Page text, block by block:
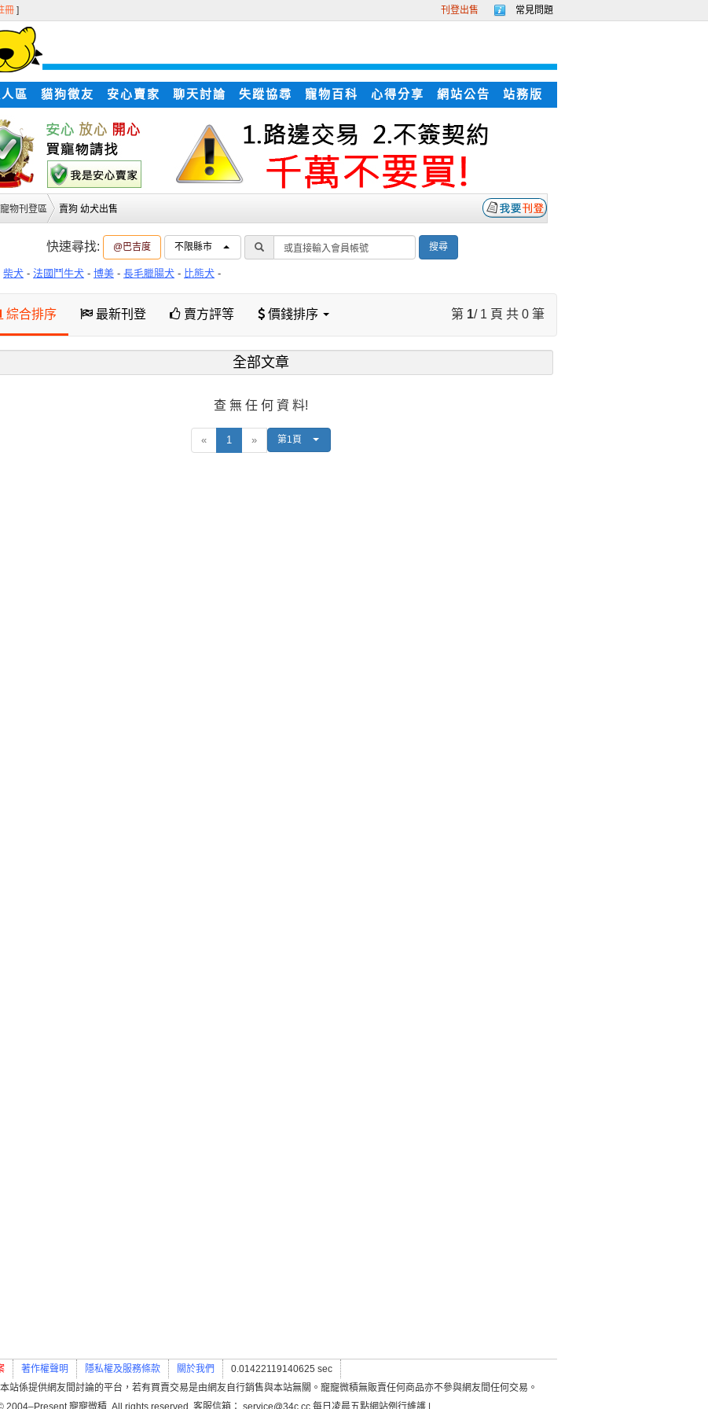
冊 ] 刊登出售 常見問題
區 貓狗徵友 安心賣家 聊天討論 失蹤協尋 寵物百科 心得分享 網站公告 站務版
寵物刊登區 賣狗 幼犬出售
快速尋找: @巴吉度 不限縣市 搜尋
柴犬 - 法國鬥牛犬 - 博美 - 長毛臘腸犬 - 比熊犬 -
綜合排序 最新刊登 賣方評等 價錢排序 第 1/ 1 頁 共 0 筆
全部文章
查 無 任 何 資 料!
«上
一
1 »下
一
第1頁
著作權聲明 隱私權及服務條款 關於我們
0.01422119140625 sec
本站係提供網友間討論的平台，若有買賣交易是由網友自行銷售與本站無關。寵寵微積無販賣任何商品亦不參與網友間任何交易。
2004–Present 寵寵微積. All rights reserved. 客服信箱： service@34c.cc 每日凌晨五點網站例行維護 |